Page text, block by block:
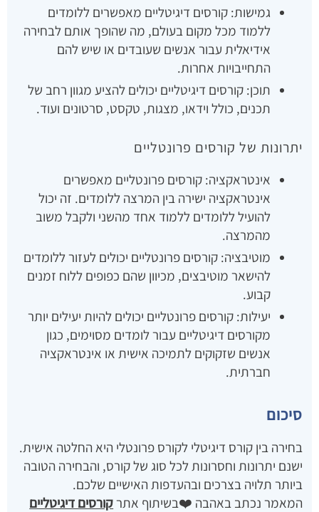
גמישות: קורסים דיגיטליים מאפשרים ללומדים
ללמוד מכל מקום בעולם, מה שהופך אותם לבחירה
אידיאלית עבור אנשים שעובדים או שיש להם
התחייבויות אחרות.
תוכן: קורסים דיגיטליים יכולים להציע מגוון רחב של
תכנים, כולל וידאו, מצגות, טקסט, סרטונים ועוד.
יתרונות של קורסים פרונטליים
אינטראקציה: קורסים פרונטליים מאפשרים
אינטראקציה ישירה בין המרצה ללומדים. זה יכול
להועיל ללומדים ללמוד אחד מהשני ולקבל משוב
מהמרצה.
מוטיבציה: קורסים פרונטליים יכולים לעזור ללומדים
להישאר מוטיבצים, מכיוון שהם כפופים ללוח זמנים
קבוע.
יעילות: קורסים פרונטליים יכולים להיות יעילים יותר
מקורסים דיגיטליים עבור לומדים מסוימים, כגון
אנשים שזקוקים לתמיכה אישית או אינטראקציה
חברתית.
סיכום
בחירה בין קורס דיגיטלי לקורס פרונטלי היא החלטה אישית.
ישנם יתרונות וחסרונות לכל סוג של קורס, והבחירה הטובה
ביותר תלויה בצרכים ובהעדפות האישיים שלכם.
המאמר נכתב באהבה ❤️בשיתוף אתרקורסים דיגיטליים